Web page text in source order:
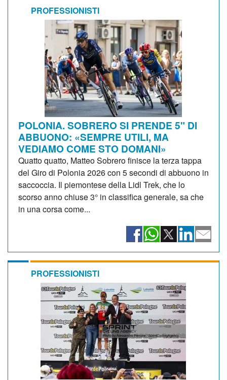
PROFESSIONISTI
POLONIA. SOBRERO SI PRENDE 5" DI
ABBUONO: «SEMPRE UTILI, MA
VEDIAMO COME STO DOMANI»
Quatto quatto, Matteo Sobrero finisce la terza tappa
del Giro di Polonia 2026 con 5 secondi di abbuono in
saccoccia. Il piemontese della Lidl Trek, che lo
scorso anno chiuse 3° in classifica generale, sa che
in una corsa come...
PROFESSIONISTI